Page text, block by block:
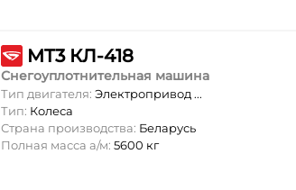
MT3 КЛ-418
Снегоуплотнительная машина
Тип двигателя: Электропривод ...
Тип: Колеса
Страна производства: Беларусь
Полная масса а/м: 5600 кг